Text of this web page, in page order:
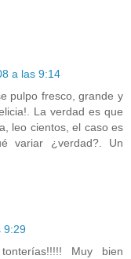
a las 9:14
pulpo fresco, grande y
La verdad es que
leo cientos, el caso es
variar ¿verdad?. Un
9:29
Muy bien